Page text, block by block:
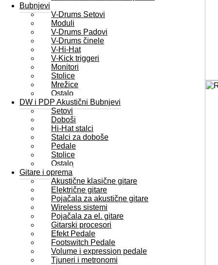
Bubnjevi
V-Drums Setovi
Moduli
V-Drums Padovi
V-Drums činele
V-Hi-Hat
V-Kick triggeri
Monitori
Stolice
Mrežice
Ostalo
DW i PDP Akustični Bubnjevi
Setovi
Doboši
Hi-Hat stalci
Stalci za doboše
Pedale
Stolice
Ostalo
Gitare i oprema
Akustične klasične gitare
Električne gitare
Pojačala za akustične gitare
Wireless sistemi
Pojačala za el. gitare
Gitarski procesori
Efekt Pedale
Footswitch Pedale
Volume i expression pedale
Tjuneri i metronomi